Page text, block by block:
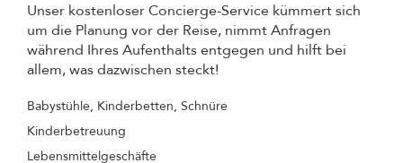
Unser kostenloser Concierge-Service kümmert sich
um die Planung vor der Reise, nimmt Anfragen
während Ihres Aufenthalts entgegen und hilft bei
allem, was dazwischen steckt!
Babystühle, Kinderbetten, Schnüre
Kinderbetreuung
Lebensmittelgeschäfte